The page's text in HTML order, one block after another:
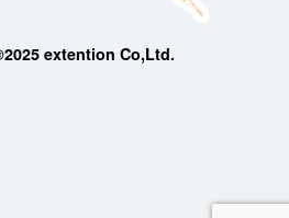
extention Co,Ltd.